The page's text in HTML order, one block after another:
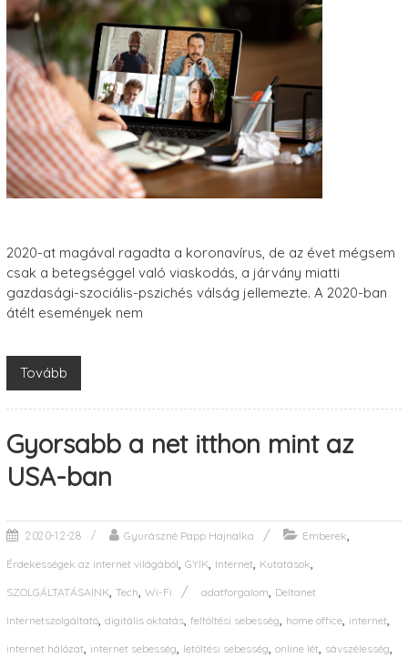
2020-at magával ragadta a koronavírus, de az évet mégsem
csak a betegséggel való viaskodás, a járvány miatti
gazdasági-szociális-pszichés válság jellemezte. A 2020-ban
átélt események nem
Tovább
Gyorsabb a net itthon mint az
USA-ban
2020-12-28 Gyurászné Papp Hajnalka Emberek
Érdekességek az internet világából GYIK Internet, Kutatások
SZOLGÁLTATÁSAINK Tech Wi-Fi adatforgalom Deltanet
Internetszolgáltató, digitális oktatás, feltöltési sebesség home office, internet,
internet hálózat, internet sebesség letöltési sebesség online lét, sávszélesség